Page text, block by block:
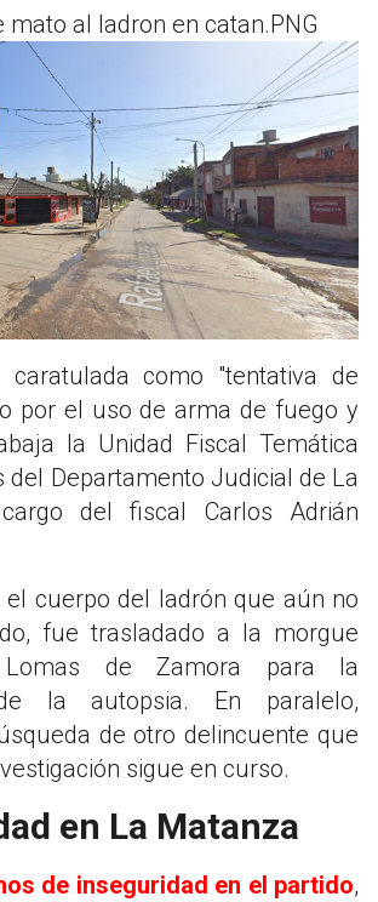
mato al ladron en catan.PNG
caratulada como "tentativa de
por el uso de arma de fuego y
la Unidad Fiscal Temática
del Departamento Judicial de La
del fiscal Carlos Adrián
el cuerpo del ladrón que aún no
fue trasladado a la morgue
de Zamora para la
la autopsia. En paralelo,
de otro delincuente que
sigue en curso.
en La Matanza
de inseguridad en el partido,